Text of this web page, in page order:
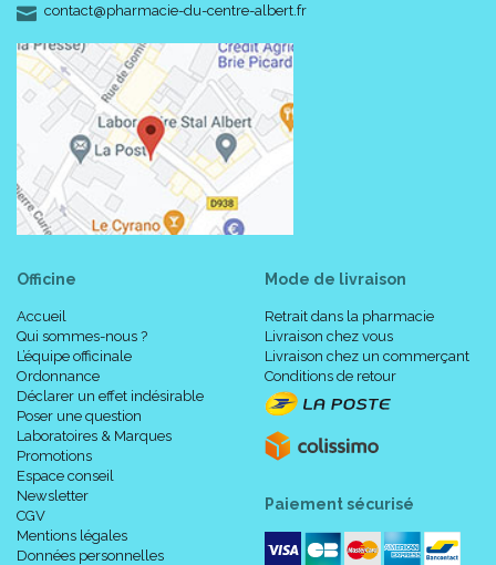
contact-
@-
pharmacie-du-centre-albert.fr
Officine
Accueil
Qui sommes-nous ?
L’équipe officinale
Ordonnance
Déclarer un effet indésirable
Poser une question
Laboratoires & Marques
Promotions
Espace conseil
Newsletter
CGV
Mentions légales
Données personnelles
Mode de livraison
Retrait dans la pharmacie
Livraison chez vous
Livraison chez un commerçant
Conditions de retour
Paiement sécurisé